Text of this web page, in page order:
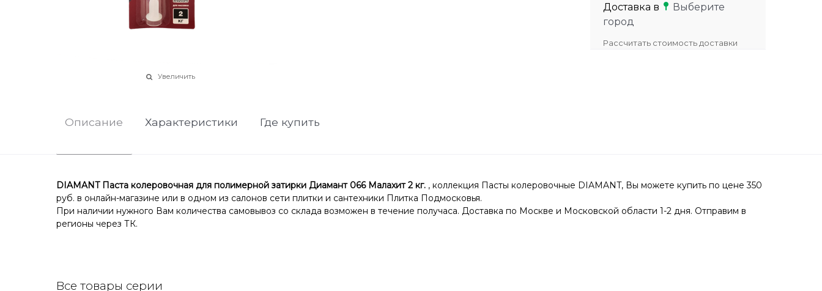
Увеличить
Доставка в
Выберите
город
Рассчитать стоимость доставки
Описание Характеристики Где купить
DIAMANT Паста колеровочная для полимерной затирки Диамант 066 Малахит 2 кг. , коллекция Пасты колеровочные DIAMANT, Вы можете купить по цене 350
руб. в онлайн-магазине или в одном из салонов сети плитки и сантехники Плитка Подмосковья.
При наличии нужного Вам количества самовывоз со склада возможен в течение получаса. Доставка по Москве и Московской области 1-2 дня. Отправим в
регионы через ТК.
Все товары серии